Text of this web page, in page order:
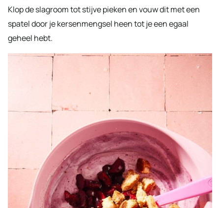
Klop de slagroom tot stijve pieken en vouw dit met een
spatel door je kersenmengsel heen tot je een egaal
geheel hebt.